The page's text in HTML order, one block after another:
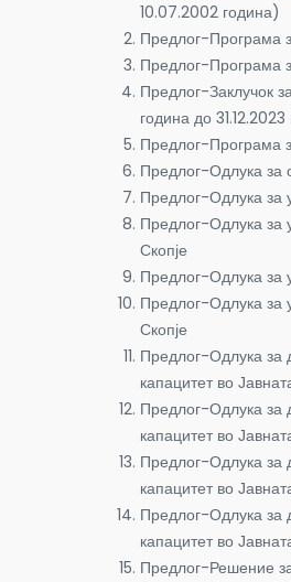
10.07.2002 година)
Предлог-Програма
Предлог-Програма
Предлог-Заклучок
година до
Предлог-Програма
Предлог-Одлука
Предлог-Одлука за
Предлог-Одлука за
Скопје
Предлог-Одлука за
Предлог-Одлука за
Скопје
Предлог-Одлука за
капацитет во
Предлог-Одлука за
капацитет во
Предлог-Одлука за
капацитет во
Предлог-Одлука за
капацитет во
Предлог-Решение